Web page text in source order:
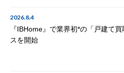
2026.8.4
『IBHome』で業界初*の「戸建て
スを開始